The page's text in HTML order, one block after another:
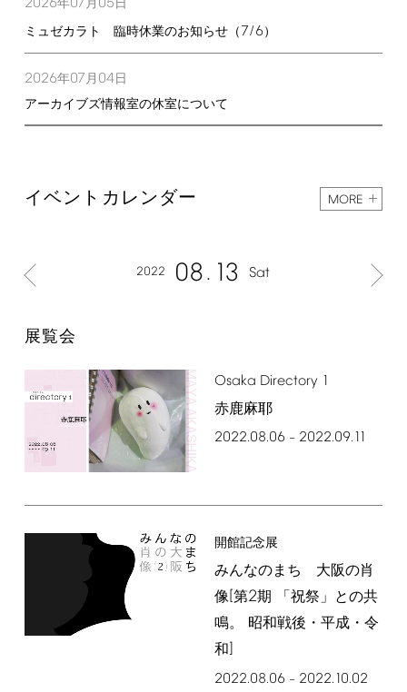
2026年07 月 05 日
ミュゼカラト 臨時休業のお知らせ（7/6）
2026年07月 04日
アーカイブズ情報室の休室について
イベントカレンダー MORE
2022 08 13 Sat
展覧会
Osaka Directory 1
赤鹿麻耶
2022.08.06– 2022.09.11
開館記念展
みんなのまち 大阪の肖
像[第2期 「祝祭」との共
鳴。 昭和戦後・平成・令
和]
2022.08.06– 2022.10.02